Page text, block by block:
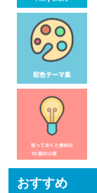
おすすめ